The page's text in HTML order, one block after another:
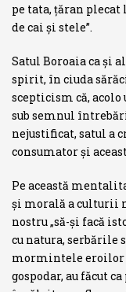
pe tata, ţăran plecat
de cai şi stele”.
Satul Boroaia ca şi
spirit, în ciuda
scepticism că,
sub semnul
nejustificat, satul a
consu­mator şi
Pe această
şi morală a culturii
nostru „să-şi facă
cu na­tura,
mormintele eroilor
gospodar, au făcut